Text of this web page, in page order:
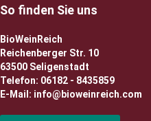
So finden Sie uns
BioWeinReich
Reichenberger Str. 10
63500 Seligenstadt
Telefon: 06182 - 8435859
E-Mail: info@bioweinreich.com